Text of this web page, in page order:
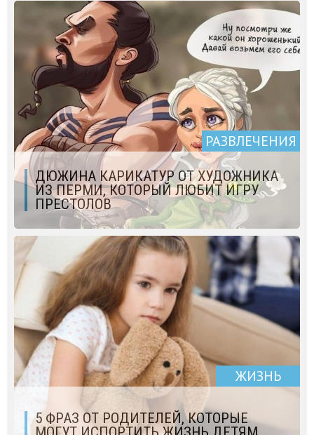
РАЗВЛЕЧЕНИЯ
ДЮЖИНА КАРИКАТУР ОТ ХУДОЖНИКА
ИЗ ПЕРМИ, КОТОРЫЙ ЛЮБИТ ИГРУ
ПРЕСТОЛОВ
ЖИЗНЬ
5 ФРАЗ ОТ РОДИТЕЛЕЙ, КОТОРЫЕ